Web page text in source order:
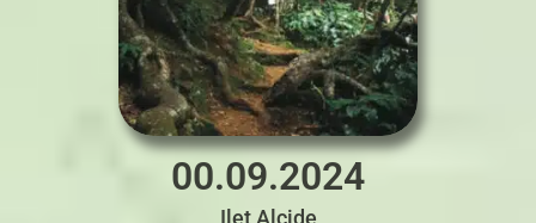
00.09.2024
Ilet Alcide